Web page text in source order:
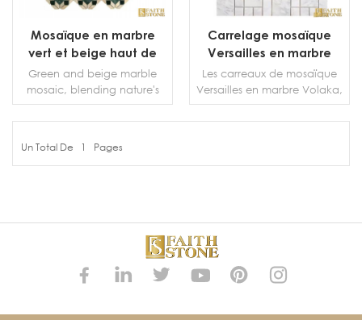
Mosaïque en marbre
vert et beige haut de
gamme
Green and beige marble
mosaic, blending nature's
hues, offers luxury &
durability. Ideal for floors,
sophisticated for any space.
PLUS DE DÉTAILS
Carrelage mosaïque
Versailles en marbre
Volaka en gros
Les carreaux de mosaïque
Versailles en marbre Volaka,
idéaux pour les revêtements
de murs et de sols,
Carrelage et sol en
crème lisse et une fine
PLUS DE DÉTAILS
Un Total De 1 Pages